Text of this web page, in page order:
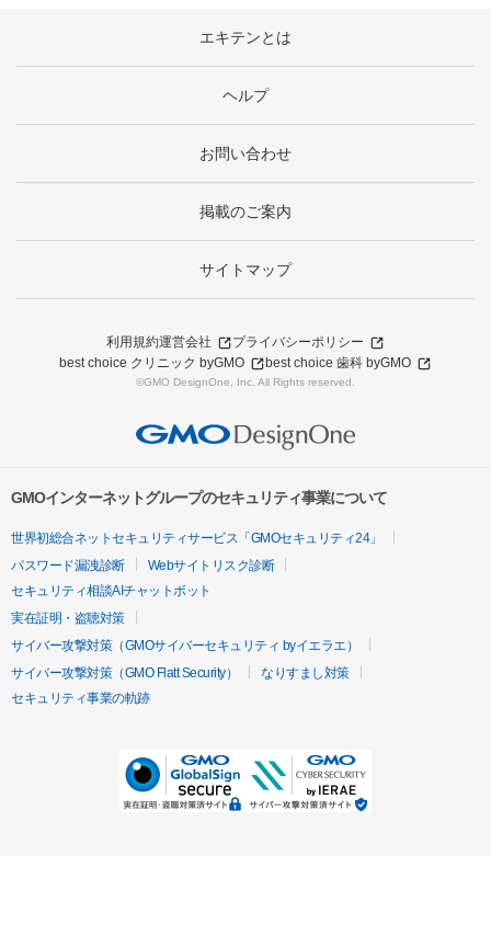
エキテンとは
ヘルプ
お問い合わせ
掲載のご案内
サイトマップ
利用規約運営会社
プライバシーポリシー
best choice クリニック byGMO
best choice 歯科 byGMO
©GMO DesignOne, Inc. All Rights reserved.
GMOインターネットグループのセキュリティ事業について
世界初総合ネットセキュリティサービス「GMOセキュリティ24」
パスワード漏洩診断
Webサイトリスク診断
セキュリティ相談AIチャットボット
実在証明・盗聴対策
サイバー攻撃対策（GMOサイバーセキュリティ byイエラエ）
サイバー攻撃対策（GMO Flatt Security）
なりすまし対策
セキュリティ事業の軌跡